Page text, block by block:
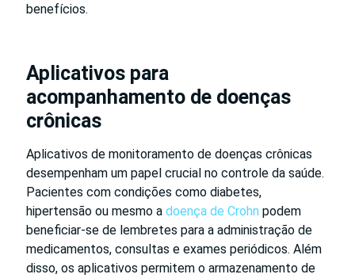
benefícios.
Aplicativos para
acompanhamento de doenças
crônicas
Aplicativos de monitoramento de doenças crônicas
desempenham um papel crucial no controle da saúde.
Pacientes com condições como diabetes,
hipertensão ou mesmo a doença de Crohn podem
beneficiar-se de lembretes para a administração de
medicamentos, consultas e exames periódicos. Além
disso, os aplicativos permitem o armazenamento de